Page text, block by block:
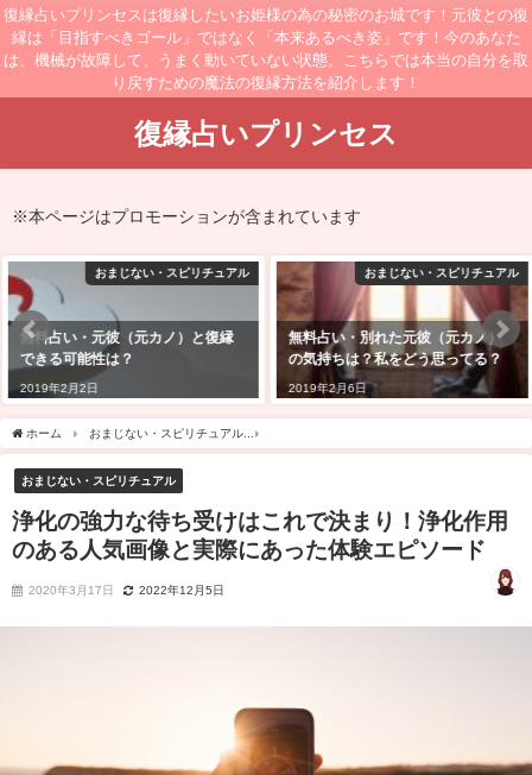
復縁占いプリンセスは復縁したいお姫様の為の秘密のお城です！元彼との復
縁は「目指すべきゴール」ではなく「本来あるべき姿」です！今のあなた
は、機械が故障して、うまく動いていない状態。こちらでは本当の自分を取
り戻すための魔法の復縁方法を紹介します！
復縁占いプリンセス
※本ページはプロモーションが含まれています
おまじない・スピリチュアル
無料占い・元彼（元カノ）と復縁
できる可能性は？
2019年2月2日
おまじない・スピリチュアル
無料占い・別れた元彼（元カノ）
の気持ちは？私をどう思ってる？
2019年2月6日
ホーム おまじない・スピリチュアル
おまじない・スピリチュアル
浄化の強力な待ち受けはこれで決まり！浄化作用
のある人気画像と実際にあった体験エピソード
2020年3月17日 2022年12月5日